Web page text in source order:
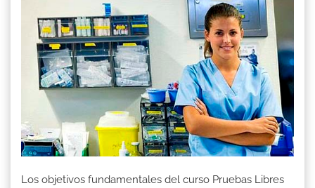
Los objetivos fundamentales del curso Pruebas Libres